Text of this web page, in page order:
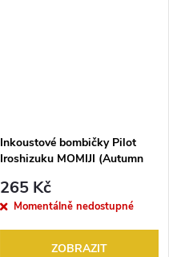
Inkoustové bombičky Pilot
Iroshizuku MOMIJI (Autumn
265 Kč
Momentálně nedostupné
ZOBRAZIT